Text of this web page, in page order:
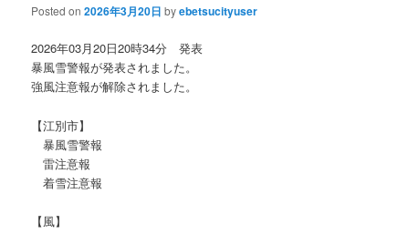
Posted on2026年3月20日 byebetsucityuser
2026年03月20日20時34分 発表
暴風雪警報が発表されました。
強風注意報が解除されました。
【江別市】
暴風雪警報
雷注意報
着雪注意報
【風】